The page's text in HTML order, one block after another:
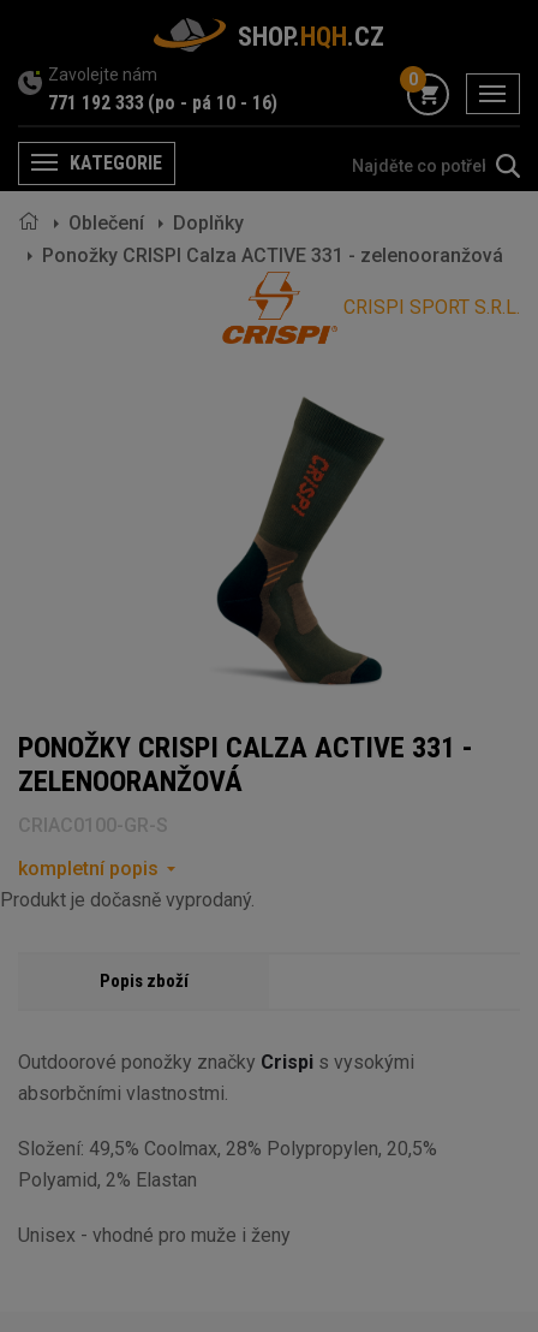
SHOP.HQH.CZ
Zavolejte nám
771 192 333 (po - pá 10 - 16) menu
0
MenuKATEGORIE
Oblečení
Doplňky
Ponožky CRISPI Calza ACTIVE 331 - zelenooranžová
CRISPI SPORT S.R.L.
PONOŽKY CRISPI CALZA ACTIVE 331 -
ZELENOORANŽOVÁ
CRIAC0100-GR-S
kompletní popis
Produkt je dočasně vyprodaný.
Popis zboží
Outdoorové ponožky značky Crispi s vysokými
absorbčními vlastnostmi.
Složení: 49,5% Coolmax, 28% Polypropylen, 20,5%
Polyamid, 2% Elastan
Unisex - vhodné pro muže i ženy